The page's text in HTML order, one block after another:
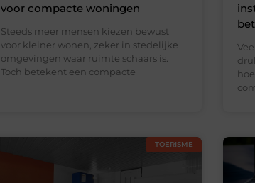
voor compacte woningen
Steeds meer mensen kiezen bewust
voor kleiner wonen, zeker in stedelijke
omgevingen waar ruimte schaars is.
Toch betekent een compacte
TOERISME